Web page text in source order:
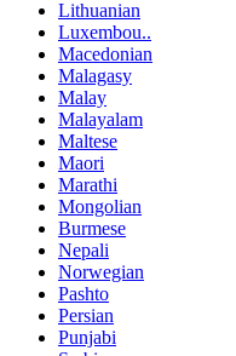
Lithuanian
Luxembou..
Macedonian
Malagasy
Malay
Malayalam
Maltese
Maori
Marathi
Mongolian
Burmese
Nepali
Norwegian
Pashto
Persian
Punjabi